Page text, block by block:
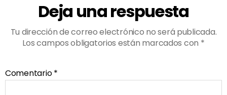
Deja una respuesta
Tu dirección de correo electrónico no será publicada.
Los campos obligatorios están marcados con *
Comentario*